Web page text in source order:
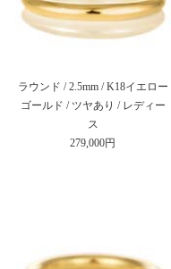
ラウンド / 2.5mm / K18イエロー
ゴールド / ツヤあり / レディー
ス
279,000円